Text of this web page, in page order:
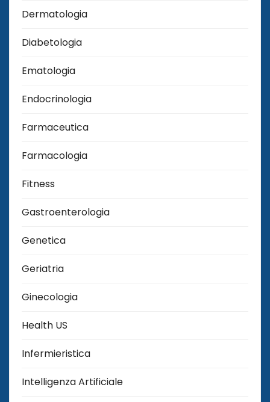
Dermatologia
Diabetologia
Ematologia
Endocrinologia
Farmaceutica
Farmacologia
Fitness
Gastroenterologia
Genetica
Geriatria
Ginecologia
Health US
Infermieristica
Intelligenza Artificiale